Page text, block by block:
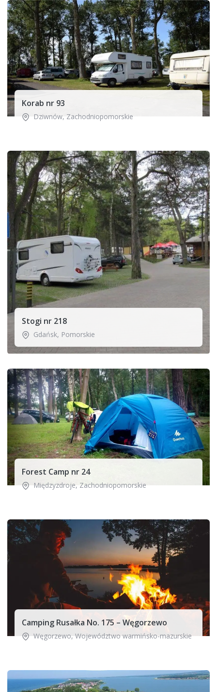
Korab nr 93
Dziwnów, Zachodniopomorskie
Stogi nr 218
Gdańsk, Pomorskie
Forest Camp nr 24
Międzyzdroje, Zachodniopomorskie
Camping Rusałka No. 175 – Węgorzewo
Węgorzewo, Województwo warmińsko-mazurskie